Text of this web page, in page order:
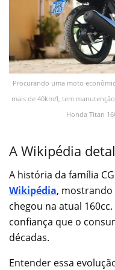
Procurando uma moto
mais de 40km/l, tem
Honda Titan
A Wikipédia
A história da família
Wikipédia, mostrando
chegou na atual
confiança que o
décadas.
Entender essa